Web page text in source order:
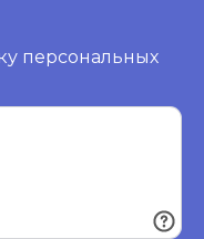
персональных